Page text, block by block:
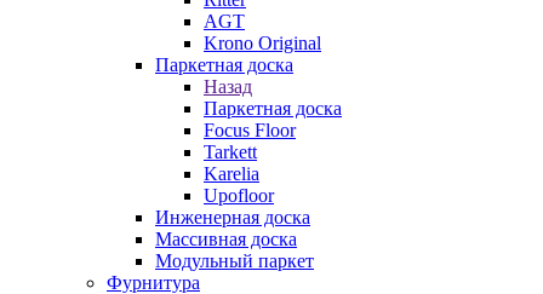
AGT
Krono Original
Паркетная доска
Назад
Паркетная доска
Focus Floor
Tarkett
Karelia
Upofloor
Инженерная доска
Массивная доска
Модульный паркет
Фурнитура